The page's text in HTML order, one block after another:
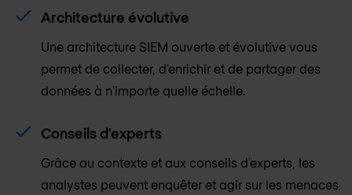
Architecture évolutive
Une architecture SIEM ouverte et évolutive vous
permet de collecter, d'enrichir et de partager des
données à n'importe quelle échelle.
Conseils d'experts
Grâce au contexte et aux conseils d'experts, les
analystes peuvent enquêter et agir sur les menaces